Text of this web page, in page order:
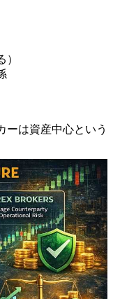
ーは資産中心という